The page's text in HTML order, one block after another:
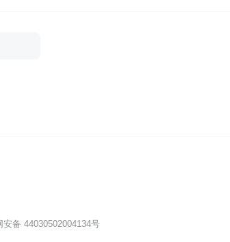
安备 44030502004134号